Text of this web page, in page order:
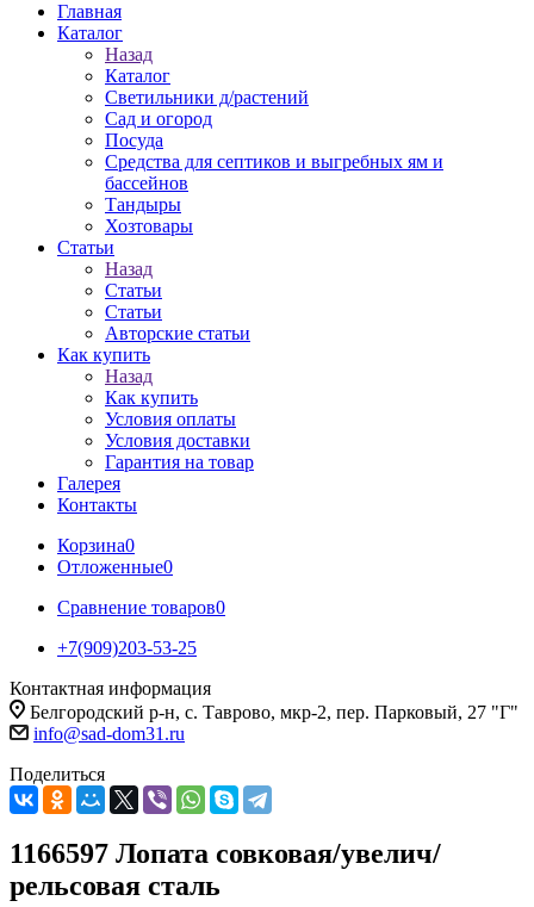
Главная
Каталог
Назад
Каталог
Светильники д/растений
Сад и огород
Посуда
Средства для септиков и выгребных ям и
бассейнов
Тандыры
Хозтовары
Статьи
Назад
Статьи
Статьи
Авторские статьи
Как купить
Назад
Как купить
Условия оплаты
Условия доставки
Гарантия на товар
Галерея
Контакты
Корзина0
Отложенные0
Сравнение товаров0
+7(909)203-53-25
Контактная информация
Белгородский р-н, с. Таврово, мкр-2, пер. Парковый, 27 "Г"
info@sad-dom31.ru
Поделиться
1166597 Лопата совковая/увелич/
рельсовая сталь